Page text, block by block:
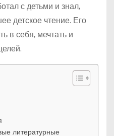
с детьми и знал,
детское чтение. Его
в себя, мечтать и
литературные